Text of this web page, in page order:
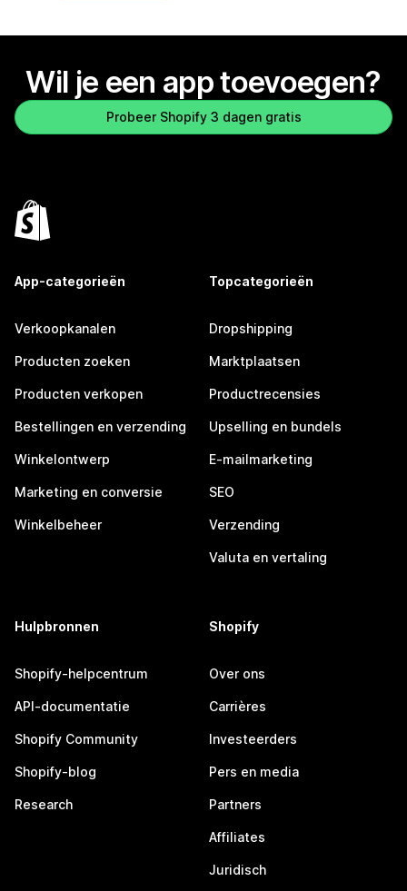
Wil je een app toevoegen?
Probeer Shopify 3 dagen gratis
App-categorieën
Verkoopkanalen
Producten zoeken
Producten verkopen
Bestellingen en verzending
Winkelontwerp
Marketing en conversie
Winkelbeheer
Topcategorieën
Dropshipping
Marktplaatsen
Productrecensies
Upselling en bundels
E-mailmarketing
SEO
Verzending
Valuta en vertaling
Hulpbronnen
Shopify-helpcentrum
API-documentatie
Shopify Community
Shopify-blog
Research
Shopify
Over ons
Carrières
Investeerders
Pers en media
Partners
Affiliates
Juridisch